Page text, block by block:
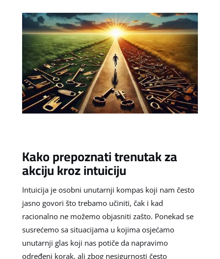
Kako prepoznati trenutak za
akciju kroz intuiciju
Intuicija je osobni unutarnji kompas koji nam često
jasno govori što trebamo učiniti, čak i kad
racionalno ne možemo objasniti zašto. Ponekad se
susrećemo sa situacijama u kojima osjećamo
unutarnji glas koji nas potiče da napravimo
određeni korak, ali zbog nesigurnosti često